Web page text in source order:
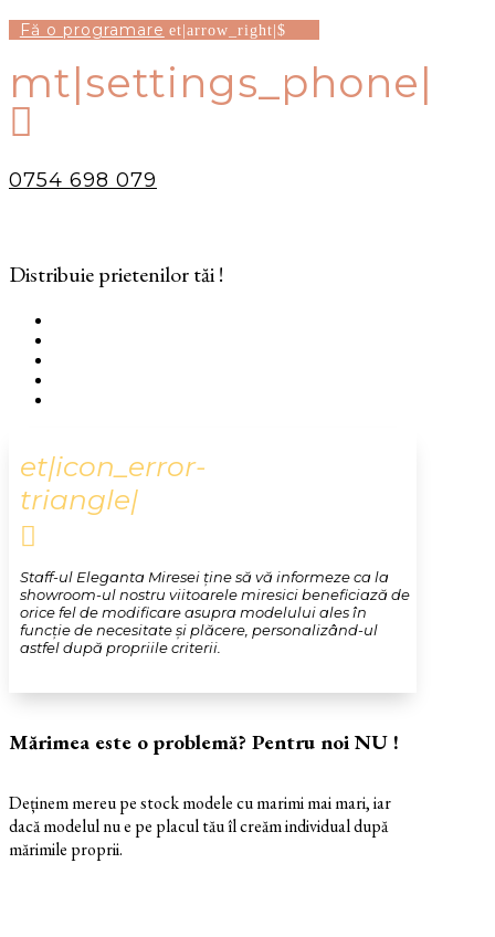
Fă o programare
mt|settings_phone|

0754 698 079
Distribuie prietenilor tăi !
et|icon_error-
triangle|

Staff-ul Eleganta Miresei ține să vă informeze ca la
showroom-ul nostru viitoarele miresici beneficiază de
orice fel de modificare asupra modelului ales în
funcție de necesitate și plăcere, personalizând-ul
astfel după propriile criterii.
Mărimea este o problemă? Pentru noi NU !
Deținem mereu pe stock modele cu marimi mai mari, iar
dacă modelul nu e pe placul tău îl creăm individual după
mărimile proprii.